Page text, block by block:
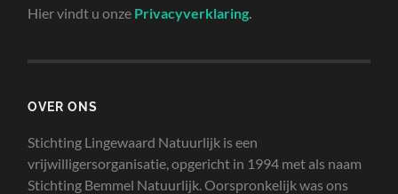
Hier vindt u onze Privacyverklaring
OVER ONS
Stichting Lingewaard Natuurlijk is een
vrijwilligersorganisatie, opgericht in 1994 met als naam
Stichting Bemmel Natuurlijk. Oorspronkelijk was ons